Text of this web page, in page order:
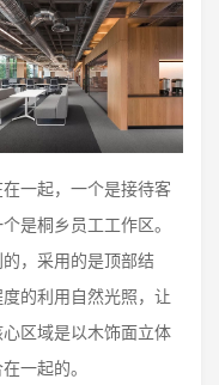
一起，一个是接待客
是桐乡员工工作区。
，采用的是顶部结
的利用自然光照，让
区域是以木饰面立体
一起的。